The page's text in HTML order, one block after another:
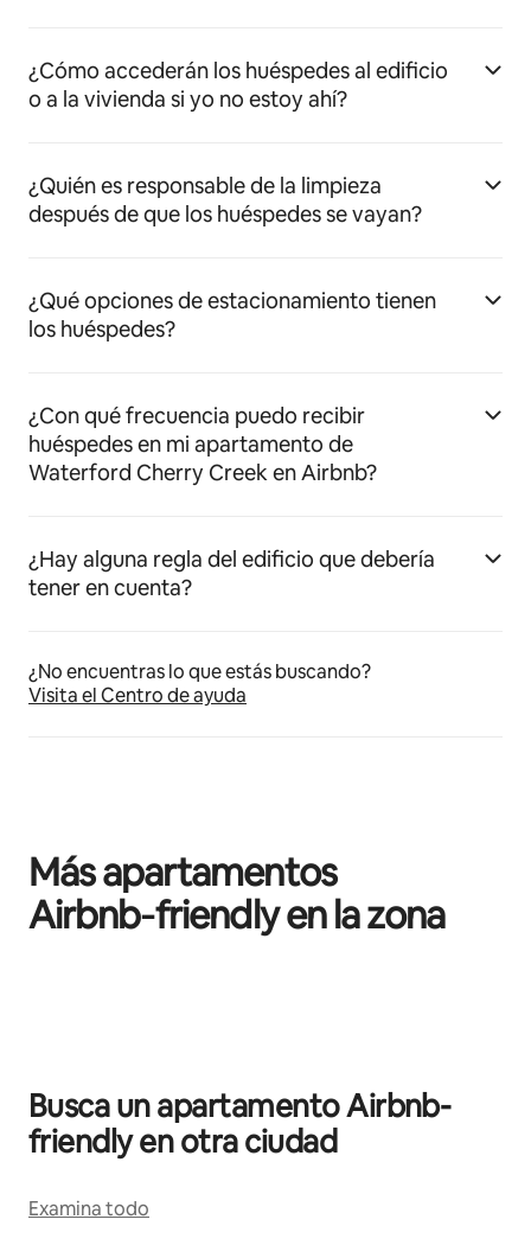
¿Cómo accederán los huéspedes al edificio
o a la vivienda si yo no estoy ahí?
¿Quién es responsable de la limpieza
después de que los huéspedes se vayan?
¿Qué opciones de estacionamiento tienen
los huéspedes?
¿Con qué frecuencia puedo recibir
huéspedes en mi apartamento de
Waterford Cherry Creek en Airbnb?
¿Hay alguna regla del edificio que debería
tener en cuenta?
¿No encuentras lo que estás buscando?
Visita el Centro de ayuda
Más apartamentos
Airbnb‑friendly en la zona
Busca un apartamento Airbnb-
friendly en otra ciudad
Examina todo